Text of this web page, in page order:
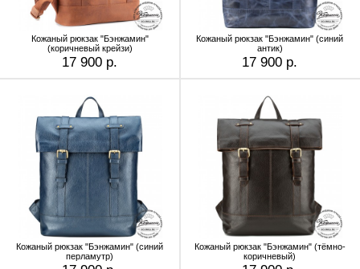
Кожаный рюкзак "Бэнжамин"
(коричневый крейзи)
17 900 р.
Кожаный рюкзак "Бэнжамин" (синий
антик)
17 900 р.
Кожаный рюкзак "Бэнжамин" (синий
перламутр)
Кожаный рюкзак "Бэнжамин" (тёмно-
коричневый)